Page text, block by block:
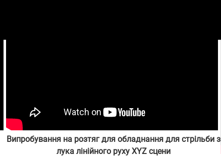
Випробування на розтяг для обладнання для стрільби з
лука лінійного руху XYZ сцени